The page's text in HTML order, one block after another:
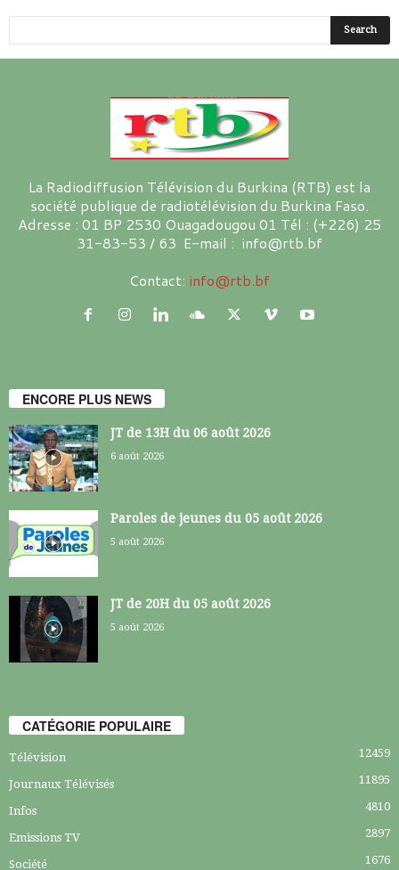
La Radiodiffusion Télévision du Burkina (RTB) est la
société publique de radiotélévision du Burkina Faso.
Adresse : 01 BP 2530 Ouagadougou 01 Tél : (+226) 25
31-83-53 / 63 E-mail : info@rtb.bf
Contact: info@rtb.bf
ENCORE PLUS NEWS
JT de 13H du 06 août 2026
6 août 2026
Paroles de jeunes du 05 août 2026
5 août 2026
JT de 20H du 05 août 2026
5 août 2026
CATÉGORIE POPULAIRE
Télévision 12459
Journaux Télévisés 11895
Infos 4810
Emissions TV 2897
Société 1676